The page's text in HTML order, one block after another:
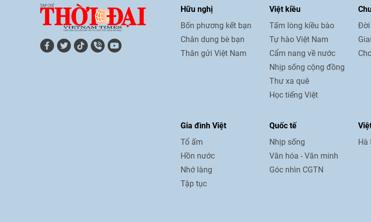
Hữu nghị
Bốn phương kết bạn
Chân dung bè bạn
Thân gửi Việt Nam
Việt kiều
Tấm lòng kiều bào
Tự hào Việt Nam
Cẩm nang về nước
Nhịp sống cộng đồng
Thư xa quê
Học tiếng Việt
Đời
Gia đình Việt
Tổ ấm
Hồn nước
Nhớ làng
Tập tục
Quốc tế
Nhịp sống
Văn hóa - Văn minh
Góc nhìn CGTN
Hà